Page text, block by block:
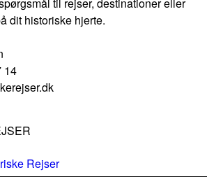
dit historiske hjerte.
14
Rejser